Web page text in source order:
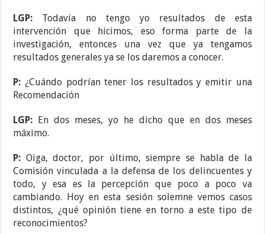
LGP: Todavía no tengo yo resultados de esta
intervención que hicimos, eso forma parte de la
investigación, entonces una vez que ya tengamos
resultados generales ya se los daremos a conocer.
P: ¿Cuándo podrían tener los resultados y emitir una
Recomendación
LGP: En dos meses, yo he dicho que en dos meses
máximo.
P: Oiga, doctor, por último, siempre se habla de la
Comisión vinculada a la defensa de los delincuentes y
todo, y esa es la percepción que poco a poco va
cambiando. Hoy en esta sesión solemne vemos casos
distintos, ¿qué opinión tiene en torno a este tipo de
reconocimientos?